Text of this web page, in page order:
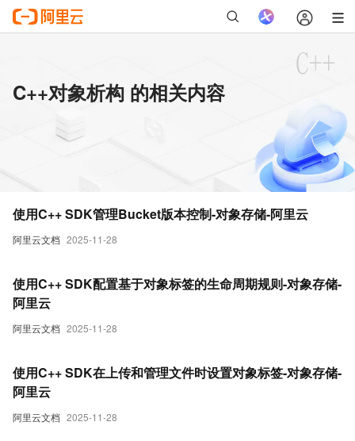
C++对象析构 的相关内容
阿里云文档 2025-11-28
使用C++ SDK管理Bucket版本控制-对象存储-阿里云
阿里云文档 2025-11-28
使用C++ SDK配置基于对象标签的生命周期规则-对象存储-
阿里云
阿里云文档 2025-11-28
使用C++ SDK在上传和管理文件时设置对象标签-对象存储-
阿里云